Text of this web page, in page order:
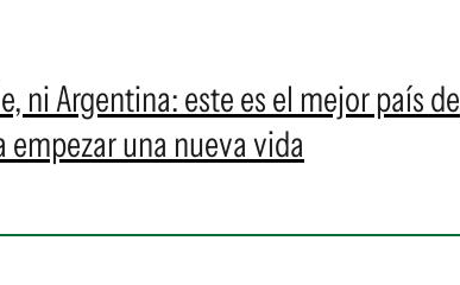
ni Argentina: este es el mejor país de
empezar una nueva vida